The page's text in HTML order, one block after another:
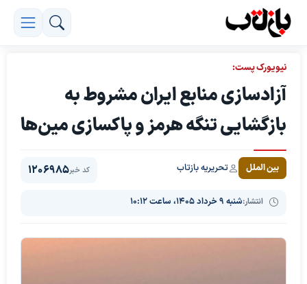
نیویورک پست:
آزادسازی منابع ایران مشروط به
بازگشایی تنگه هرمز و پاکسازی مین‌ها
بین الملل تحریریه بازتاب
انتشار:شنبه ۹ خرداد ۱۴۰۵، ساعت ۱۰:۱۲
کد خبر1206985